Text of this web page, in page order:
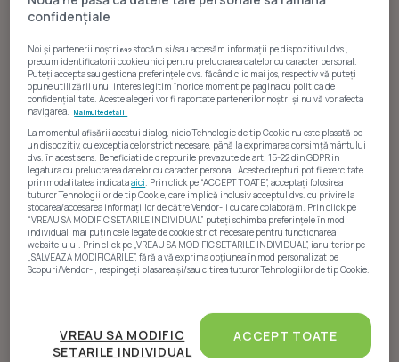
anunțuri rezidențiale
disponibile pentru vânzare și 14 pentru închiriere
Portofoliul online indică o distribuție orientată în
principal către proprietățile rezidențiale disponibile
pentru închiriere.
Rezidențial
confidențiale
Noi și partenerii noștri692 stocăm și/sau accesăm informații pe dispozitivul dvs.,
precum identificatorii cookie unici pentru prelucrarea datelor cu caracter personal.
Puteți accepta sau gestiona preferințele dvs. făcând clic mai jos, respectiv vă puteți
opune utilizării unui interes legitim în orice moment pe pagina cu politica de
confidențialitate. Aceste alegeri vor fi raportate partenerilor noștri și nu vă vor afecta
navigarea.
Mai multe detalii
La momentul afișării acestui dialog, nicio Tehnologie de tip Cookie nu este plasată pe
un dispozitiv, cu exceptia celor strict necesare, până la exprimarea consimțământului
dvs. în acest sens. Beneficiati de drepturile prevazute de art. 15-22 din GDPR in
legatura cu prelucrarea datelor cu caracter personal. Aceste drepturi pot fi exercitate
prin modalitatea indicataaici. Prin click pe “ACCEPT TOATE”, acceptați folosirea
tuturor Tehnologiilor de tip Cookie, care implică inclusiv acceptul dvs. cu privire la
stocarea/accesarea informațiilor de către Vendor-ii cu care colaborăm. Prin click pe
“VREAU SA MODIFIC SETARILE INDIVIDUAL” puteți schimba preferințele în mod
individual, mai puțin cele legate de cookie strict necesare pentru funcționarea
website-ului. Prin click pe „VREAU SA MODIFIC SETARILE INDIVIDUAL”, iar ulterior pe
„SALVEAZĂ MODIFICĂRILE”, fără a vă exprima opțiunea în mod personalizat pe
Scopuri/Vendor-i, respingeți plasarea și/sau citirea tuturor Tehnologiilor de tip Cookie.
Atât noi, cât și partenerii noștri prelucrăm datele
pentru a oferi:
Măsurarea performanței reclamelor. Stocarea și/sau accesarea informațiilor de pe un
VREAU SA MODIFIC
SETARILE INDIVIDUAL
ACCEPT TOATE